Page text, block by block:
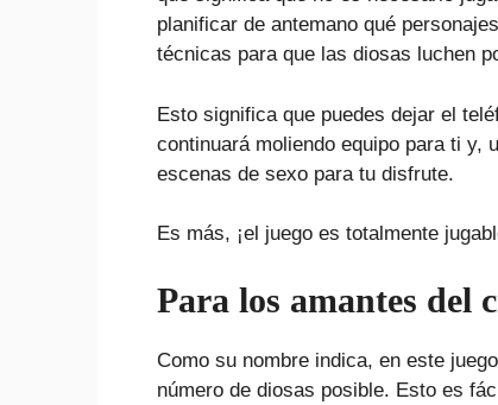
planificar de antemano qué
técnicas para que las diosas luchen
Esto significa que puedes dejar el
continuará moliendo equipo para ti y,
escenas de sexo para tu disfrute.
Es más, ¡el juego es totalmente
Para los amantes del
Como su nombre indica, en este
número de diosas posible. Esto es